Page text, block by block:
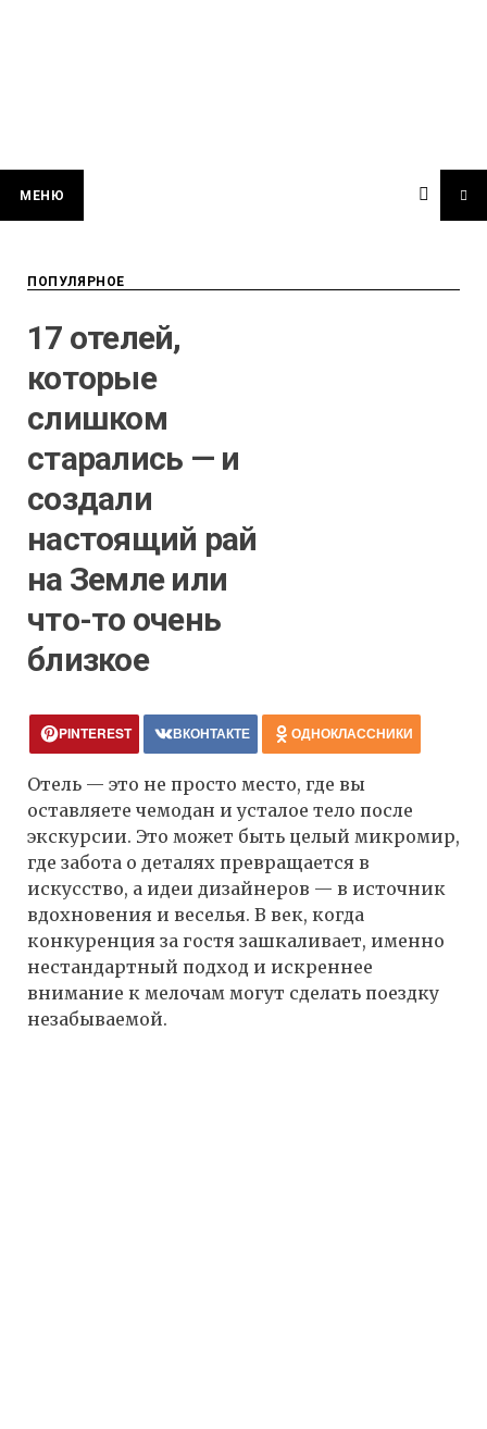
МЕНЮ
ПОПУЛЯРНОЕ
17 отелей,
которые
слишком
старались — и
создали
настоящий рай
на Земле или
что-то очень
близкое
PINTEREST ВКОНТАКТЕ ОДНОКЛАССНИКИ
Отель — это не просто место, где вы
оставляете чемодан и усталое тело после
экскурсии. Это может быть целый микромир,
где забота о деталях превращается в
искусство, а идеи дизайнеров — в источник
вдохновения и веселья. В век, когда
конкуренция за гостя зашкаливает, именно
нестандартный подход и искреннее
внимание к мелочам могут сделать поездку
незабываемой.